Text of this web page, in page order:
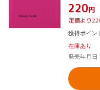
¥220円
定価より
獲得ポイン
在庫あり
発売年月日